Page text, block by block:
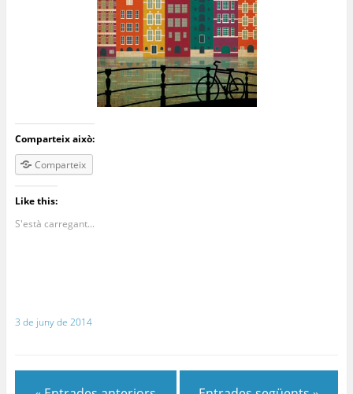
Comparteix això:
Comparteix
Like this:
S'està carregant...
3 de juny de 2014